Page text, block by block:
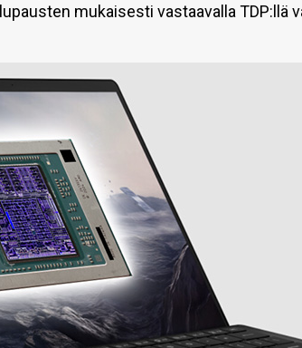
mukaisesti vastaavalla TDP:llä